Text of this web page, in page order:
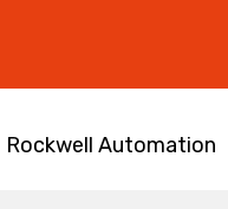
Rockwell Automation